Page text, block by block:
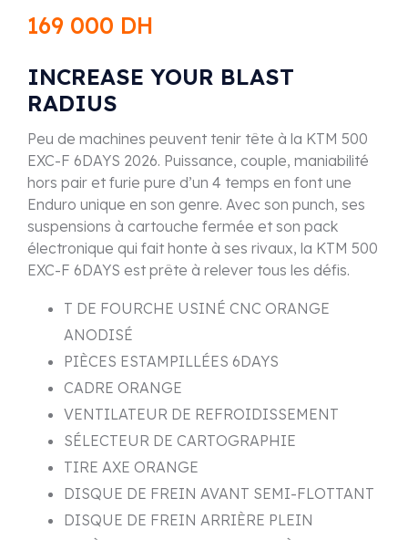
169 000 DH
INCREASE YOUR BLAST
RADIUS
Peu de machines peuvent tenir tête à la KTM 500
EXC-F 6DAYS 2026. Puissance, couple, maniabilité
hors pair et furie pure d’un 4 temps en font une
Enduro unique en son genre. Avec son punch, ses
suspensions à cartouche fermée et son pack
électronique qui fait honte à ses rivaux, la KTM 500
EXC-F 6DAYS est prête à relever tous les défis.
T DE FOURCHE USINÉ CNC ORANGE
ANODISÉ
PIÈCES ESTAMPILLÉES 6DAYS
CADRE ORANGE
VENTILATEUR DE REFROIDISSEMENT
SÉLECTEUR DE CARTOGRAPHIE
TIRE AXE ORANGE
DISQUE DE FREIN AVANT SEMI-FLOTTANT
DISQUE DE FREIN ARRIÈRE PLEIN